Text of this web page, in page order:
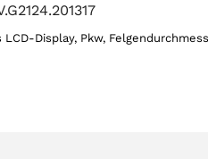
Display, Pkw,
Wählen Sie Ihre Region